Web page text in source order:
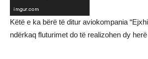
Këtë e ka bërë të ditur aviokompania
ndërkaq fluturimet do të realizohen dy